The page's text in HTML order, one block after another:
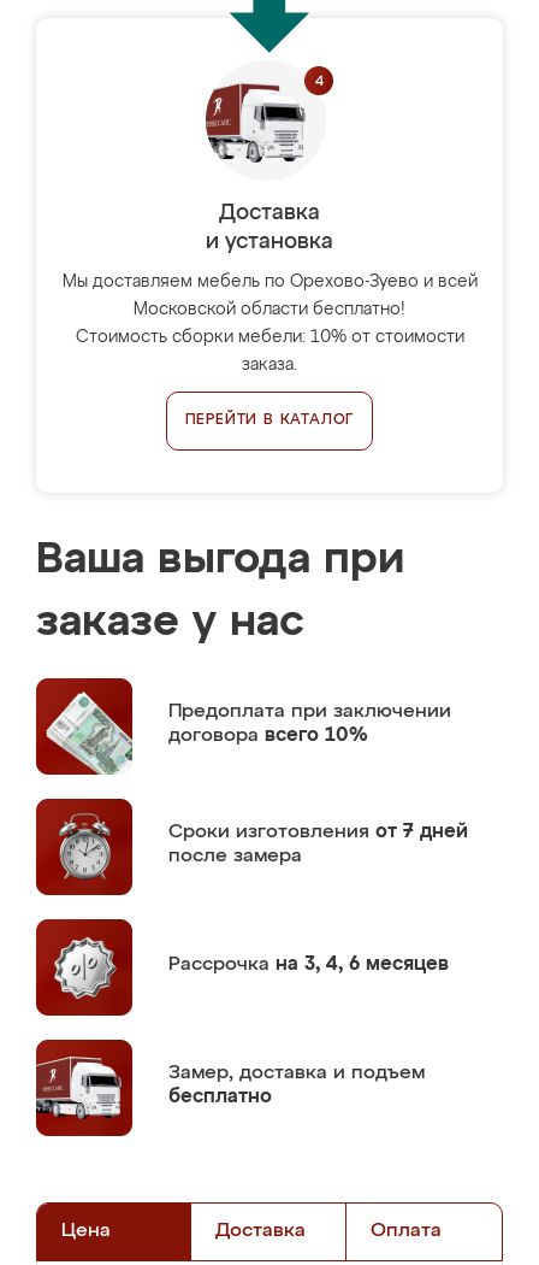
Доставка
и установка
Мы доставляем мебель по Орехово-Зуево и всей
Московской области бесплатно!
Стоимость сборки мебели: 10% от стоимости
заказа.
ПЕРЕЙТИ В КАТАЛОГ
Ваша выгода при
заказе у нас
Предоплата при заключении
договора всего 10%
Сроки изготовления от 7 дней
после замера
Рассрочка на 3, 4, 6 месяцев
Замер, доставка и подъем
бесплатно
Цена Доставка Оплата